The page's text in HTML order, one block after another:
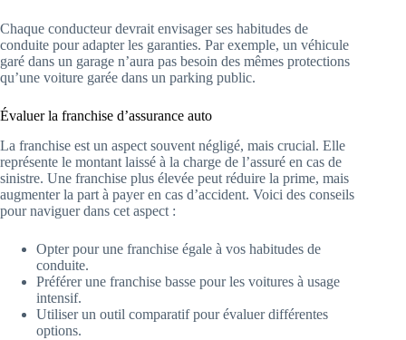
Chaque conducteur devrait envisager ses habitudes de
conduite pour adapter les garanties. Par exemple, un véhicule
garé dans un garage n’aura pas besoin des mêmes protections
qu’une voiture garée dans un parking public.
Évaluer la franchise d’assurance auto
La franchise est un aspect souvent négligé, mais crucial. Elle
représente le montant laissé à la charge de l’assuré en cas de
sinistre. Une franchise plus élevée peut réduire la prime, mais
augmenter la part à payer en cas d’accident. Voici des conseils
pour naviguer dans cet aspect :
Opter pour une franchise égale à vos habitudes de
conduite.
Préférer une franchise basse pour les voitures à usage
intensif.
Utiliser un outil comparatif pour évaluer différentes
options.